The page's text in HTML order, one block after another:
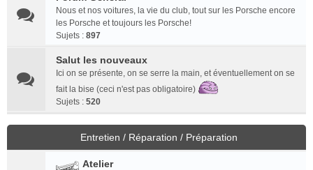
Nous et nos voitures, la vie du club, tout sur les Porsche encore
les Porsche et toujours les Porsche!
Sujets : 897
Salut les nouveaux
Ici on se présente, on se serre la main, et éventuellement on se
fait la bise (ceci n'est pas obligatoire)
Sujets : 520
Entretien / Réparation / Préparation
Atelier